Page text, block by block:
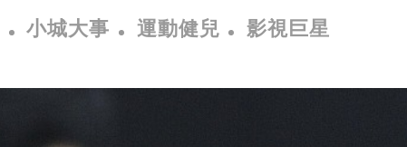
小城大事 運動健兒 影視巨星